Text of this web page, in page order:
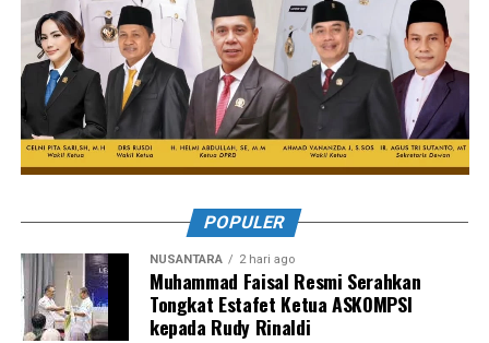
POPULER
NUSANTARA 2 hari ago
Muhammad Faisal Resmi Serahkan
Tongkat Estafet Ketua ASKOMPSI
kepada Rudy Rinaldi